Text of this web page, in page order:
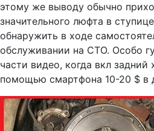
этому же выводу обычно
значительного люфта в
обнаружить в ходе
обслуживании на СТО. Особо
части видео, когда вкл задний
помощью смартфона 10-20 $ в